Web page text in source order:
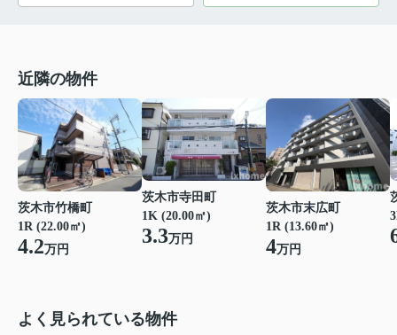
近隣の物件
茨木市竹橋町
1R (22.00㎡)
4.2万円
茨木市寺田町
1K (20.00㎡)
3.3万円
茨木市末広町
1R (13.60㎡)
4万円
よく見られている物件